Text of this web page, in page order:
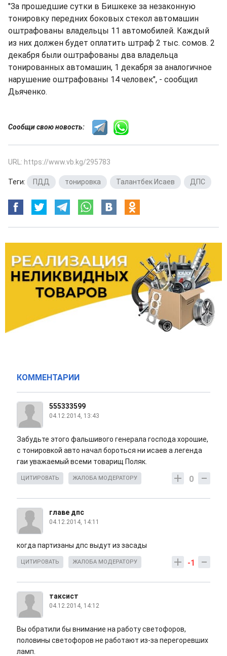
"За прошедшие сутки в Бишкеке за незаконную
тонировку передних боковых стекол автомашин
оштрафованы владельцы 11 автомобилей. Каждый
из них должен будет оплатить штраф 2 тыс. сомов. 2
декабря были оштрафованы два владельца
тонированных автомашин, 1 декабря за аналогичное
нарушение оштрафованы 14 человек", - сообщил
Дьяченко.
Сообщи свою новость:
URL: https://www.vb.kg/295783
Теги: ПДД тонировка Талантбек Исаев ДПС
КОММЕНТАРИИ
555333599
04.12.2014, 13:43
Забудьте этого фальшивого генерала господа хорошие,
с тонировкой авто начал бороться ни исаев а легенда
гаи уважаемый всеми товарищ Поляк.
0
ЦИТИРОВАТЬ ЖАЛОБА МОДЕРАТОРУ
главе дпс
04.12.2014, 14:11
когда партизаны дпс выдут из засады
-1
ЦИТИРОВАТЬ ЖАЛОБА МОДЕРАТОРУ
таксист
04.12.2014, 14:12
Вы обратили бы внимание на работу светофоров,
половины светофоров не работают из-за перегоревших
ламп.